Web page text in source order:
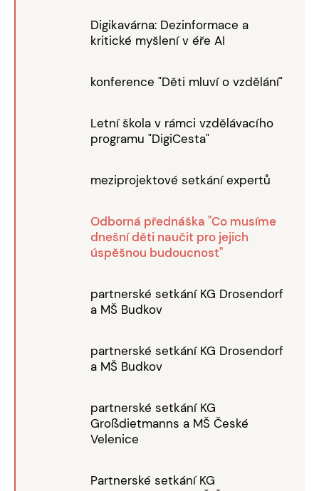
Digikavárna: Dezinformace a
kritické myšlení v éře AI
konference "Děti mluví o vzdělání"
Letní škola v rámci vzdělávacího
programu "DigiCesta"
meziprojektové setkání expertů
Odborná přednáška "Co musíme
dnešní děti naučit pro jejich
úspěšnou budoucnost"
partnerské setkání KG Drosendorf
a MŠ Budkov
partnerské setkání KG Drosendorf
a MŠ Budkov
partnerské setkání KG
Großdietmanns a MŠ České
Velenice
Partnerské setkání KG